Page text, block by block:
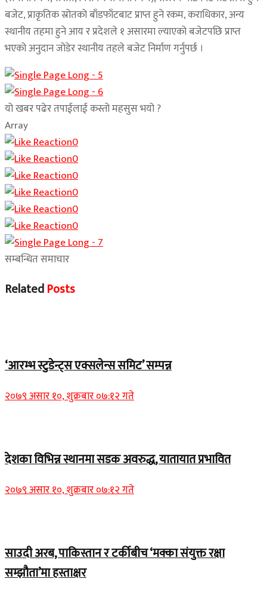
बजेट, प्राकृतिक स्रोतको बाँडफाँटबाट प्राप्त हुने रकम, कराधिकार, अन्य
स्थानीय तहमा हुने आय र प्रदेशले १ असारमा ल्याएको बजेटपछि प्राप्त
भएको अनुदान जोडेर स्थानीय तहले बजेट निर्माण गर्नुपर्छ ।
यो खबर पढेर तपाईलाई कस्तो महसुस भयो ?
Array
0
0
0
0
0
0
सम्बन्धित समाचार
RelatedPosts
‘आरम्भ स्टुडेन्ट्स एक्सलेन्स समिट’ सम्पन्न
२०७९ असार १०, शुक्रबार ०७:१२ गते
देशका विभिन्न स्थानमा सडक अवरुद्ध, यातायात प्रभावित
२०७९ असार १०, शुक्रबार ०७:१२ गते
साउदी अरब, पाकिस्तान र टर्कीबीच ‘मक्का संयुक्त रक्षा
सम्झौता’मा हस्ताक्षर